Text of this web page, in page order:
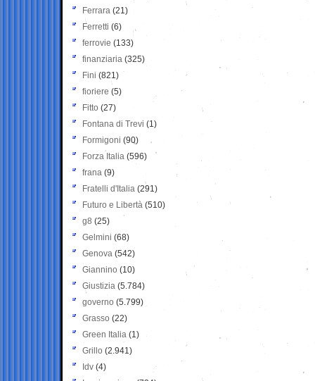
Ferrara (21)
Ferretti (6)
ferrovie (133)
finanziaria (325)
Fini (821)
fioriere (5)
Fitto (27)
Fontana di Trevi (1)
Formigoni (90)
Forza Italia (596)
frana (9)
Fratelli d'Italia (291)
Futuro e Libertà (510)
g8 (25)
Gelmini (68)
Genova (542)
Giannino (10)
Giustizia (5.784)
governo (5.799)
Grasso (22)
Green Italia (1)
Grillo (2.941)
Idv (4)